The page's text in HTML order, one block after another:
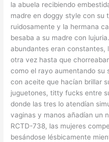
la abuela recibiendo
madre en doggy style con su
ruidosamente y la hermana
besaba a su madre con
abundantes eran constantes,
otra vez hasta que
como el rayo aumentando su
con aceite que hacían brillar
juguetones, titty fucks entre
donde las tres lo atendían
vaginas y manos añadían un
RCTD-738, las mujeres
besándose lésbicamente